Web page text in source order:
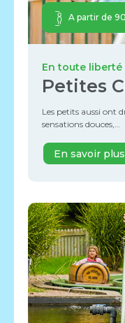
A partir de
En toute liberté
Petites
Les petits aussi ont
sensations douces,…
En savoir plus